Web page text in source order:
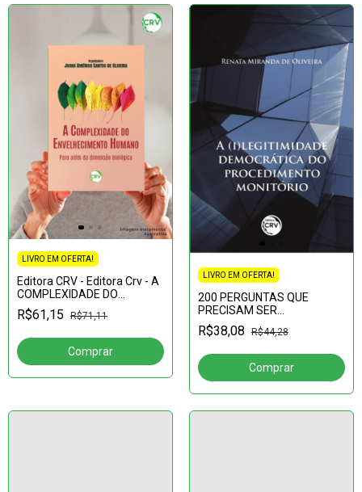
LIVRO EM OFERTA!
Editora CRV - Editora Crv - A
COMPLEXIDADE DO
ENVELHECIMENTO
HUMANO:Para além da
R$61,15 R$71,11
LIVRO EM OFERTA!
200 PERGUNTAS QUE
PRECISAM SER
RESPONDIDAS SOBRE
ENVELHECIMENTO:tire suas
envelhecimento, aval
R$38,08 R$44,28